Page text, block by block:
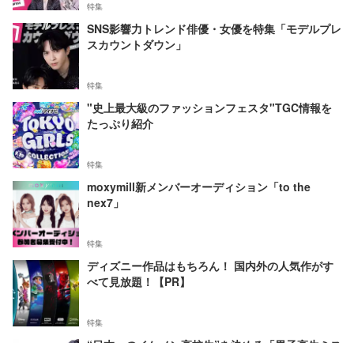
特集
SNS影響力トレンド俳優・女優を特集「モデルプレ
スカウントダウン」
特集
"史上最大級のファッションフェスタ"TGC情報を
たっぷり紹介
特集
moxymill新メンバーオーディション「to the
nex7」
特集
ディズニー作品はもちろん！ 国内外の人気作がす
べて見放題！【PR】
特集